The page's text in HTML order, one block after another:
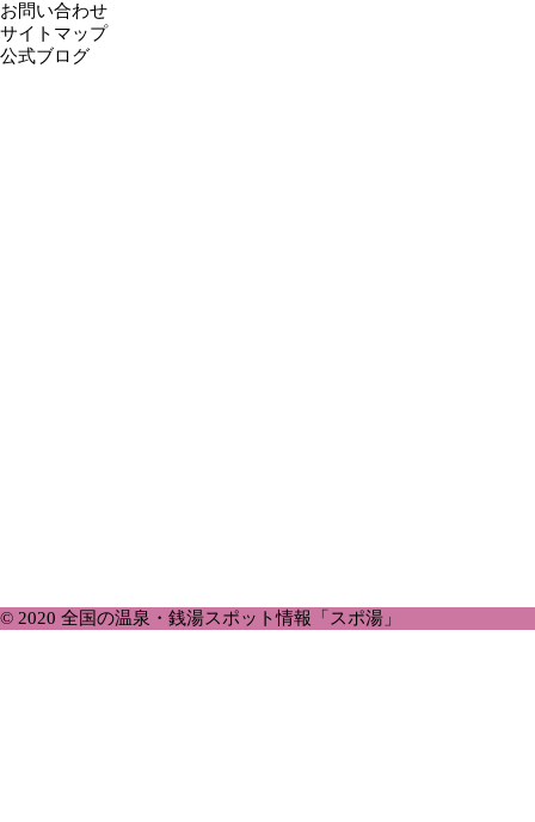
お問い合わせ
サイトマップ
公式ブログ
© 2020 全国の温泉・銭湯スポット情報「スポ湯」